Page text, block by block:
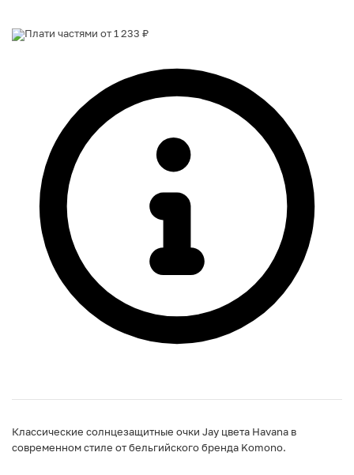
Плати частями от 1 233 ₽
Классические солнцезащитные очки Jay цвета Havana в
современном стиле от бельгийского бренда Komono.